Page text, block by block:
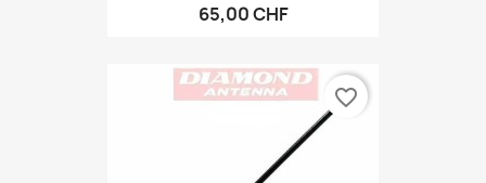
65,00 CHF
favorite_border